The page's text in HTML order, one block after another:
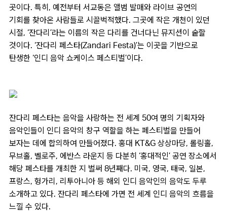
곳이다. 특히, 예전부터 서교동은 앨범 발매와 라이브 공연의
기회를 찾아온 사람들로 시끌벅적했다. 그곳에 작은 개천이 있던
시절, ‘잔다리’라는 이름의 작은 다리를 건너다닌 뮤지션이 숱할
것이다. ‘잔다리 페스타(Zandari Festa)’는 이곳을 기반으로
탄생한 ‘인디 음악 쇼케이스 페스티벌’이다.
잔다리 페스타는 음악을 사랑하는 전 세계 50여 명의 기획자와
음악인들이 인디 음악의 창구 역할을 하는 페스티벌을 만들어
보자는 데에 합의하여 만들어졌다. 홍대 KT&G 상상마당, 롤링홀,
무브홀, 벨로주, 에반스 라운지 등 다분히 ‘홍대적인’ 공연 장소에서
해당 페스타를 개최한 지 벌써 8년째다. 미국, 영국, 태국, 일본,
프랑스, 헝가리, 리투아니아 등 해외 인디 음악인의 음악도 두루
소개하고 있다. 잔다리 페스타에 가면 전 세계 인디 음악의 흐름을
느낄 수 있다.